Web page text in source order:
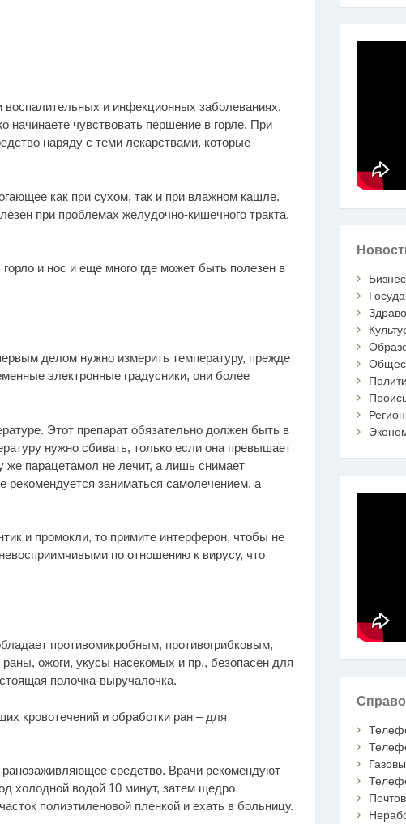
воспалительных и инфекционных заболеваниях.
начинаете чувствовать першение в горле. При
наряду с теми лекарствами, которые
как при сухом, так и при влажном кашле.
при проблемах желудочно-кишечного тракта,
и нос и еще много где может быть полезен в
делом нужно измерить температуру, прежде
электронные градусники, они более
Этот препарат обязательно должен быть в
нужно сбивать, только если она превышает
же парацетамол не лечит, а лишь снимает
заниматься самолечением, а
и промокли, то примите интерферон, чтобы не
по отношению к вирусу, что
противомикробным, противогрибковым,
ожоги, укусы насекомых и пр., безопасен для
полочка-выручалочка.
кровотечений и обработки ран – для
средство. Врачи рекомендуют
холодной водой 10 минут, затем щедро
полиэтиленовой пленкой и ехать в больницу.
Бизнес